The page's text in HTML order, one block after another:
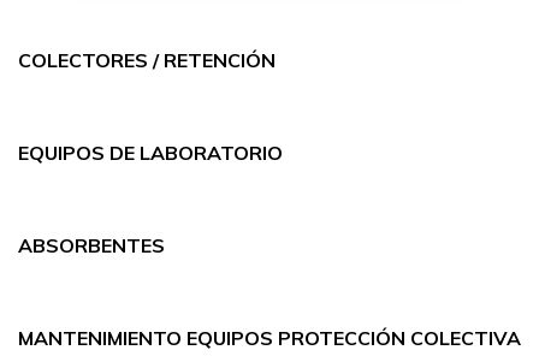
COLECTORES / RETENCIÓN
EQUIPOS DE LABORATORIO
ABSORBENTES
MANTENIMIENTO EQUIPOS PROTECCIÓN COLECTIVA